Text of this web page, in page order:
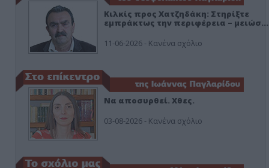
Κιλκίς προς Χατζηδάκη: Στηρίξτε
εμπράκτως την περιφέρεια – μειώσ…
11-06-2026 - Κανένα σχόλιο
Να αποσυρθεί. Χθες.
03-08-2026 - Κανένα σχόλιο